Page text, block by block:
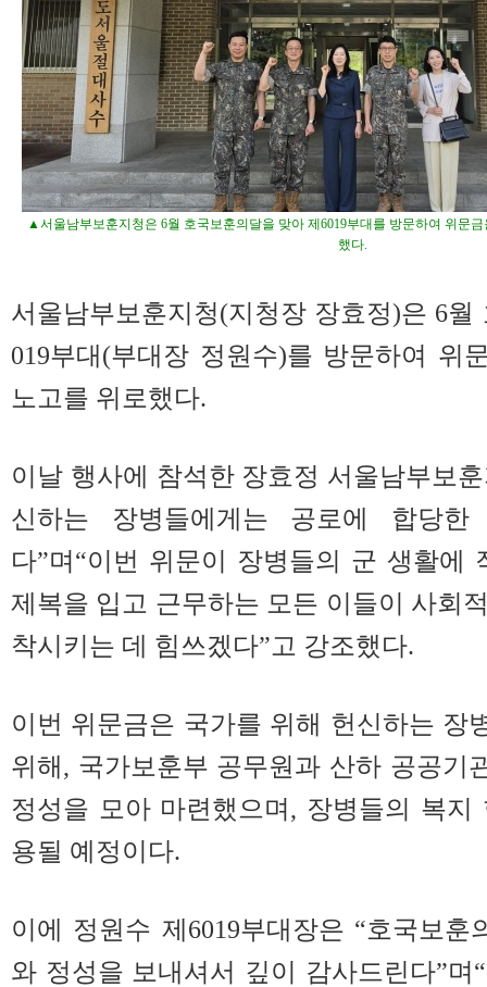
▲서울남부보훈지청은 6월 호국보훈의달을 맞아 제6019부대를 방문하여 위문
했다.
서울남부보훈지청(지청장 장효정)은 6
019부대(부대장 정원수)를 방문하여 위
노고를 위로했다.
이날 행사에 참석한 장효정 서울남부보
신하는 장병들에게는 공로에 합당
다”며“이번 위문이 장병들의 군 생활에
제복을 입고 근무하는 모든 이들이 사회
착시키는 데 힘쓰겠다”고 강조했다.
이번 위문금은 국가를 위해 헌신하는 장
위해, 국가보훈부 공무원과 산하 공공기
정성을 모아 마련했으며, 장병들의 복
용될 예정이다.
이에 정원수 제6019부대장은 “호국보
와 정성을 보내셔서 깊이 감사드린다”며